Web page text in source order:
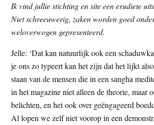
Ik vind jullie stichting en site een erudiete
Niet schreeuwerig, zaken worden goed
weloverwogen gepresenteerd.
Jelle: ‘Dat kan natuurlijk ook een
je ons zo typeert kan het zijn dat het lijkt
staan van de mensen die in een sangha
in het magazine niet alleen de theorie, maar
belichten, en het ook over geëngageerd
Al lopen we zelf niet voorop in een